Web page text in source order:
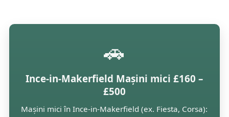
🚗
Ince-in-Makerfield Mașini mici £160 –
£500
Mașini mici în Ince-in-Makerfield (ex. Fiesta, Corsa):